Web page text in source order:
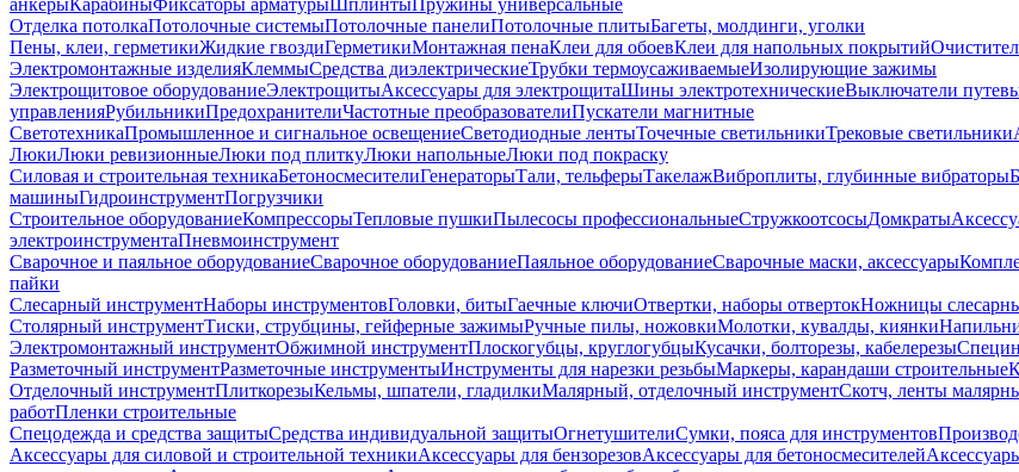
анкерыКарабиныФиксаторы арматурыШплинтыПружины универсальные
Отделка потолкаПотолочные системыПотолочные панелиПотолочные плитыБагеты, молдинги, уголки
Пены, клеи, герметикиЖидкие гвоздиГерметикиМонтажная пенаКлеи для обоевКлеи для напольных покрытий
Электромонтажные изделияКлеммыСредства диэлектрическиеТрубки термоусаживаемыеИзолирующие зажимы
Электрощитовое оборудованиеЭлектрощитыАксессуары для электрощитаШины электротехническиеВыключатели
управленияРубильникиПредохранителиЧастотные преобразователиПускатели магнитные
СветотехникаПромышленное и сигнальное освещениеСветодиодные лентыТочечные светильникиТрековые светильники
ЛюкиЛюки ревизионныеЛюки под плиткуЛюки напольныеЛюки под покраску
Силовая и строительная техникаБетоносмесителиГенераторыТали, тельферыТакелажВиброплиты, глубинные вибраторы
машиныГидроинструментПогрузчики
Строительное оборудованиеКомпрессорыТепловые пушкиПылесосы профессиональныеСтружкоотсосыДомкраты
электроинструментаПневмоинструмент
Сварочное и паяльное оборудованиеСварочное оборудованиеПаяльное оборудованиеСварочные маски, аксессуары
пайки
Слесарный инструментНаборы инструментовГоловки, битыГаечные ключиОтвертки, наборы отвертокНожницы
Столярный инструментТиски, струбцины, гейферные зажимыРучные пилы, ножовкиМолотки, кувалды, киянки
Электромонтажный инструментОбжимной инструментПлоскогубцы, круглогубцыКусачки, болторезы, кабелерезы
Разметочный инструментРазметочные инструментыИнструменты для нарезки резьбыМаркеры, карандаши строительные
Отделочный инструментПлиткорезыКельмы, шпатели, гладилкиМалярный, отделочный инструментСкотч, ленты
работПленки строительные
Спецодежда и средства защитыСредства индивидуальной защитыОгнетушителиСумки, пояса для инструментов
Аксессуары для силовой и строительной техникиАксессуары для бензорезовАксессуары для бетоносмесителей